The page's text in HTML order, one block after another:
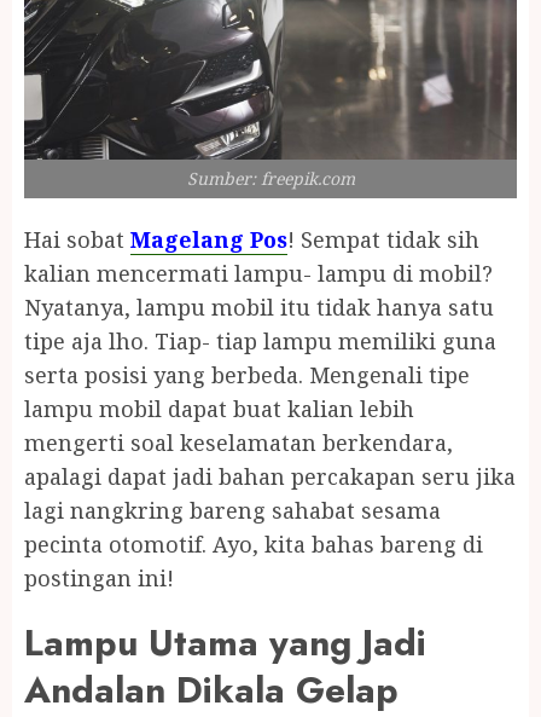
Sumber: freepik.com
Hai sobat Magelang Pos! Sempat tidak sih
kalian mencermati lampu- lampu di mobil?
Nyatanya, lampu mobil itu tidak hanya satu
tipe aja lho. Tiap- tiap lampu memiliki guna
serta posisi yang berbeda. Mengenali tipe
lampu mobil dapat buat kalian lebih
mengerti soal keselamatan berkendara,
apalagi dapat jadi bahan percakapan seru jika
lagi nangkring bareng sahabat sesama
pecinta otomotif. Ayo, kita bahas bareng di
postingan ini!
Lampu Utama yang Jadi
Andalan Dikala Gelap